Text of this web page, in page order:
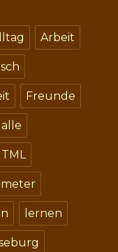
Arbeit
Freunde
lernen